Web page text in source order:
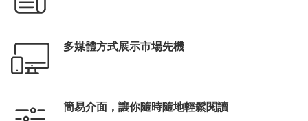
多媒體方式展示市場先機
簡易介面，讓你隨時隨地輕鬆閱讀